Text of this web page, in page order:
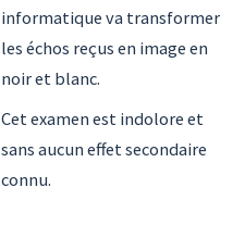
informatique va transformer
les échos reçus en image en
noir et blanc.
Cet examen est indolore et
sans aucun effet secondaire
connu.